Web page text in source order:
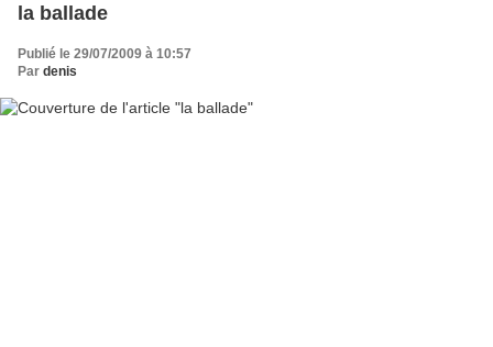
la ballade
Publié le 29/07/2009 à 10:57
Par denis